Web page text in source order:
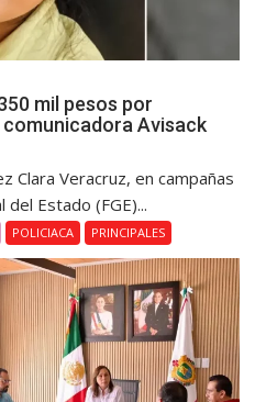
mil pesos por
Avisack
Clara Veracruz, en campañas
Estado (FGE)...
POLICIACA PRINCIPALES